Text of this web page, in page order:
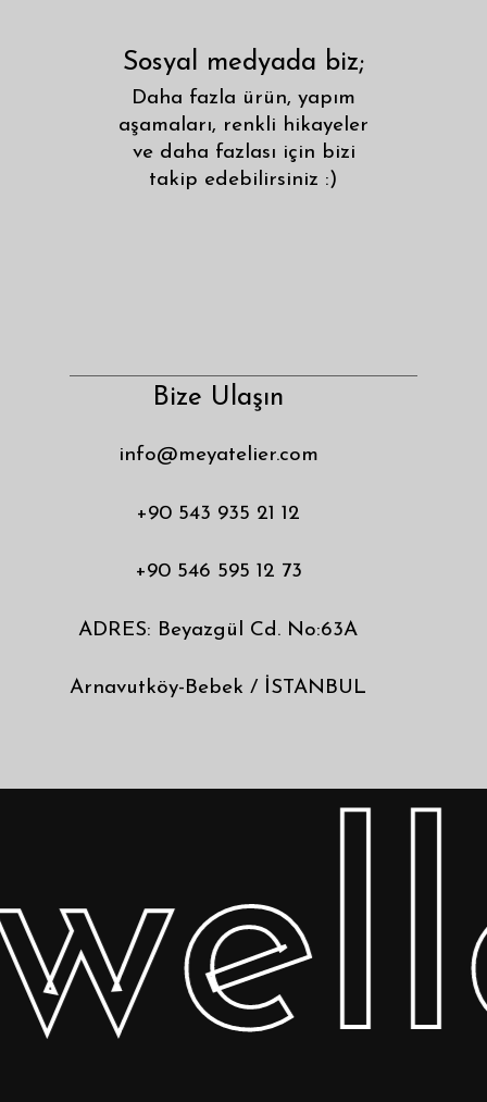
Sosyal medyada biz;
Daha fazla ürün, yapım
aşamaları, renkli hikayeler
ve daha fazlası için bizi
takip edebilirsiniz :)
Bize Ulaşın
info@meyatelier.com
+90 543 935 21 12
+90 546 595 12 73
ADRES: Beyazgül Cd. No:63A
Arnavutköy-Bebek / İSTANBUL